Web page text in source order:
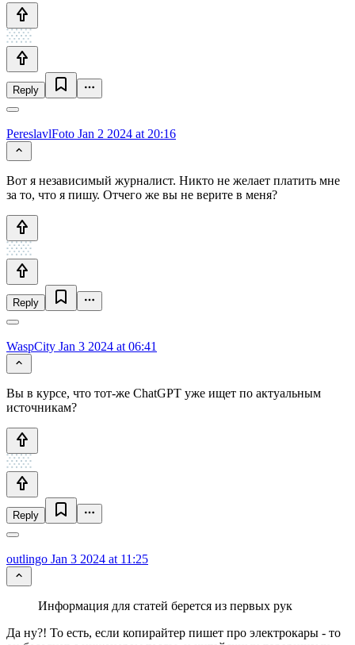
Reply
PereslavlFoto Jan 2 2024 at 20:16
Вот я независимый журналист. Никто не желает платить мне
за то, что я пишу. Отчего же вы не верите в меня?
Reply
WaspCity Jan 3 2024 at 06:41
Вы в курсе, что тот-же ChatGPT уже ищет по актуальным
источникам?
Reply
outlingo Jan 3 2024 at 11:25
Информация для статей берется из первых рук
Да ну?! То есть, если копирайтер пишет про электрокары - то